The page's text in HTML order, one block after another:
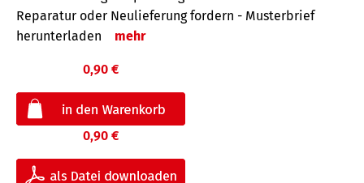
Reparatur oder Neulieferung fordern - Musterbrief
herunterladen
mehr
0,90 €
0,90 €